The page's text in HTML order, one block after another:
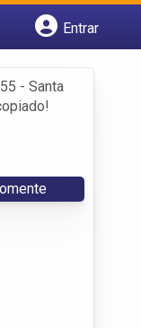
Entrar
- Santa